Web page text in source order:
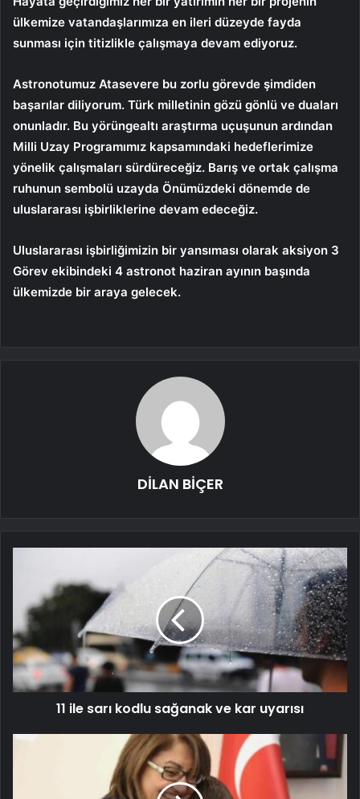
ülkemize vatandaşlarımıza en ileri düzeyde fayda
sunması için titizlikle çalışmaya devam ediyoruz.
Astronotumuz Atasevere bu zorlu görevde şimdiden
başarılar diliyorum. Türk milletinin gözü gönlü ve duaları
onunladır. Bu yörüngealtı araştırma uçuşunun ardından
Milli Uzay Programımız kapsamındaki hedeflerimize
yönelik çalışmaları sürdüreceğiz. Barış ve ortak çalışma
ruhunun sembolü uzayda Önümüzdeki dönemde de
uluslararası işbirliklerine devam edeceğiz.
Uluslararası işbirliğimizin bir yansıması olarak aksiyon 3
Görev ekibindeki 4 astronot haziran ayının başında
ülkemizde bir araya gelecek.
DİLAN BİÇER
11 ile sarı kodlu sağanak ve kar uyarısı